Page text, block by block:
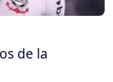
de la